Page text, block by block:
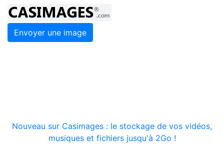
Envoyer une image
Nouveau sur Casimages : le stockage de vos vidéos,
musiques et fichiers jusqu'à 2Go !